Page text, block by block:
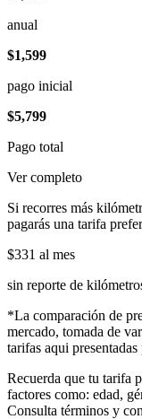
anual
$1,599
pago inicial
$5,799
Pago total
Ver completo
Si recorres más
pagarás una tarifa
$331 al mes
sin reporte de
*La comparación de
mercado, tomada de
tarifas aqui
Recuerda que tu tarifa
factores como: edad,
Consulta términos y